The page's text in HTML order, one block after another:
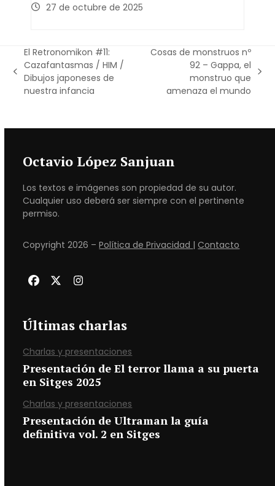
27 de octubre de 2025
previous
post:
El Retronomikon #11:
Cazafantasmas / HIM /
Dibujos japoneses de
nuestra infancia
post:
Cosas de monstruos nº
92 – Gappa, el
monstruo que
amenaza el mundo
Octavio López Sanjuan
Los textos e imágenes son propiedad de su autor.
Cualquier uso deberá ser siempre con el pertinente
permiso.
Copyright 2026 –Política de Privacidad |Contacto
Facebook
TwitterInstagram
Últimas charlas
Charlas y presentaciones
Presentación de El terror llama a su puerta
en Sitges 2025
Charlas y presentaciones
Presentación de Ultraman la guía
definitiva vol. 2 en Sitges